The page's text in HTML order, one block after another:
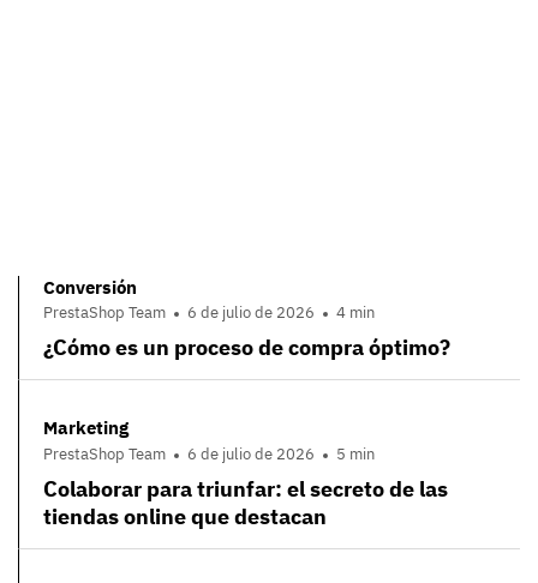
Conversión
PrestaShop Team 6 de julio de 2026 4 min
¿Cómo es un proceso de compra óptimo?
Marketing
PrestaShop Team 6 de julio de 2026 5 min
Colaborar para triunfar: el secreto de las
tiendas online que destacan